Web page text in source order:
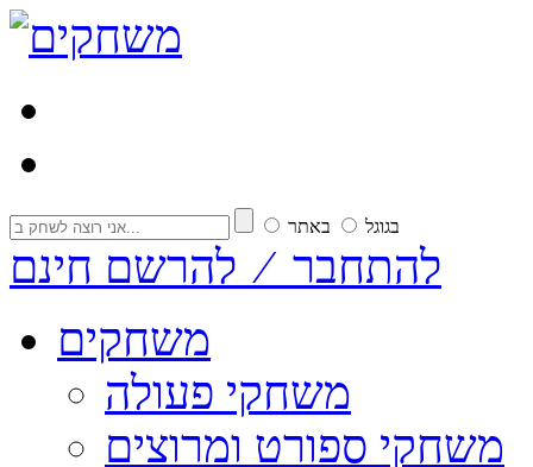
בגוגל באתר
להתחבר ⁄ להרשם חינם
משחקים
משחקי פעולה
משחקי ספורט ומרוצים